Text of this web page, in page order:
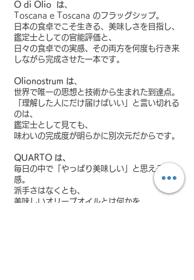
O di Olio は、
Toscana e Toscana のフラッグシップ。
日本の食卓でこそ生きる、美味しさを目指し、
鑑定士としての官能評価と、
日々の食卓での実感、その両方を何度も行き来
しながら完成させた一本です。
Olionostrum は、
世界で唯一の思想と技術から生まれた到達点。
「理解した人にだけ届けばいい」と言い切れる
のは、
鑑定士として見ても、
味わいの完成度が明らかに別次元だからです。
QUARTO は、
毎日の中で「やっぱり美味しい」と思える安心
感。
派手さはなくとも、
美味しいオリーブオイルとは何かを、